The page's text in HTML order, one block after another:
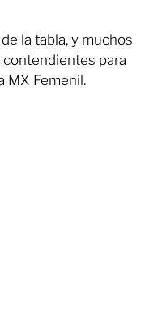
la tabla, y muchos
para
MX Femenil.